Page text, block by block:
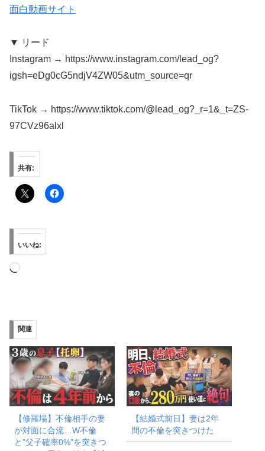
面白動画サイト
▼ リード
Instagram → https://www.instagram.com/lead_og?
igsh=eDg0cG5ndjV4ZW05&utm_source=qr
TikTok → https://www.tiktok.com/@lead_og?_r=1&_t=ZS-
97CVz96alxl
共有:
いいね:
読
み
中…
関連
【修羅場】不倫相手の妻
が対面に合流…W不倫
と”父子確率0%”を突きつ
【結婚式前日】妻は2年
間の不倫を突きつけた